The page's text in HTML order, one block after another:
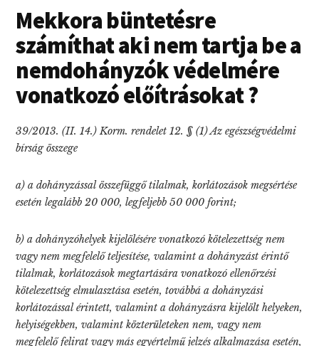
Mekkora büntetésre
számíthat aki nem tartja be a
nemdohányzók védelmére
vonatkozó előítrásokat ?
39/2013. (II. 14.) Korm. rendelet 12. § (1) Az egészségvédelmi
bírság összege
a) a dohányzással összefüggő tilalmak, korlátozások megsértése
esetén legalább 20 000, legfeljebb 50 000 forint;
b) a dohányzóhelyek kijelölésére vonatkozó kötelezettség nem
vagy nem megfelelő teljesítése, valamint a dohányzást érintő
tilalmak, korlátozások megtartására vonatkozó ellenőrzési
kötelezettség elmulasztása esetén, továbbá a dohányzási
korlátozással érintett, valamint a dohányzásra kijelölt helyeken,
helyiségekben, valamint közterületeken nem, vagy nem
megfelelő felirat vagy más egyértelmű jelzés alkalmazása esetén,